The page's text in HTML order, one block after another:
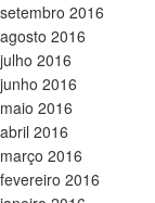
setembro 2016
agosto 2016
julho 2016
junho 2016
maio 2016
abril 2016
março 2016
fevereiro 2016